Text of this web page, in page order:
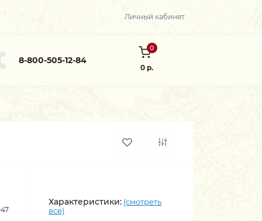
Личный кабинет
8-800-505-12-84
0
0 р.
Характеристики: (смотреть
все)